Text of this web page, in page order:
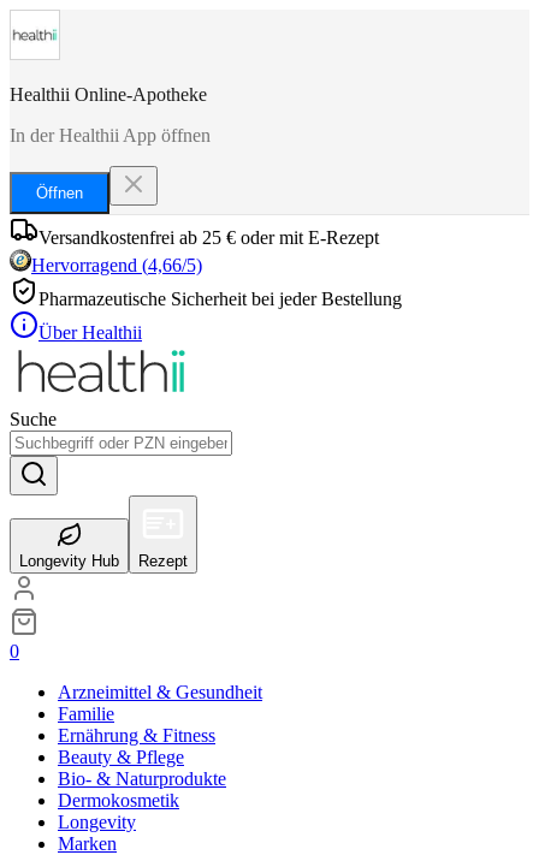
Healthii Online-Apotheke
In der Healthii App öffnen
Öffnen
Versandkostenfrei ab 25 € oder mit E-Rezept
Hervorragend (4,66/5)
Pharmazeutische Sicherheit bei jeder Bestellung
Über Healthii
Suche
Longevity Hub Rezept
0
Arzneimittel & Gesundheit
Familie
Ernährung & Fitness
Beauty & Pflege
Bio- & Naturprodukte
Dermokosmetik
Longevity
Marken